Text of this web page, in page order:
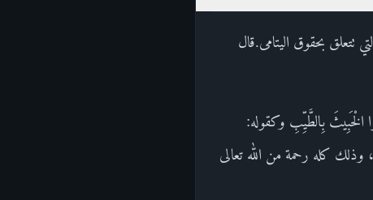
تتعلق بحقوق اليتامى.قال
الْخَبِيثَ بِالطَّيِّبِ وكقوله:
كله رحمة من الله تعالى